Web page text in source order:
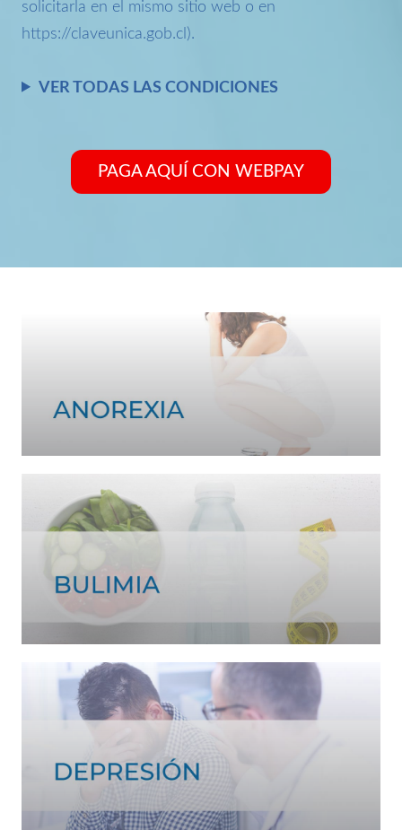
solicitarla en el mismo sitio web o en
https://claveunica.gob.cl).
VER TODAS LAS CONDICIONES
PAGA AQUÍ CON WEBPAY